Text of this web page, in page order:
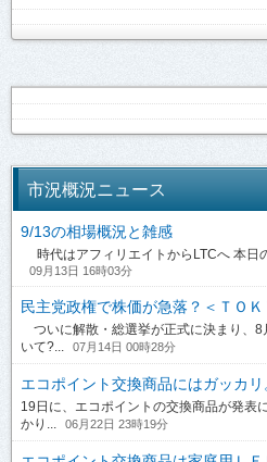
市況概況ニュース
9/13の相場概況と雑感
時代はアフィリエイトからLTCへ 本日
09月13日 16時03分
民主党政権で株価が急落？＜ＴＯＫ
ついに解散・総選挙が正式に決まり、8
いて?...
07月14日 00時28分
エコポイント交換商品にはガッカリ
19日に、エコポイントの交換商品が発表
かり...
06月22日 23時19分